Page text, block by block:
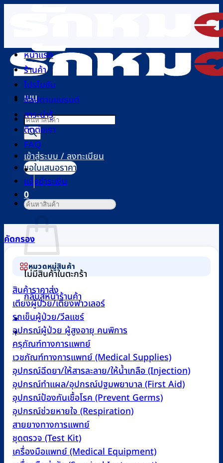
เนื้อหา
เมนู
Products
search
เข้าสู่ระบบ / ลงทะเบียน
0
ตะกร้าสินค้า
ไม่มีสินค้าในตะกร้า
กลับสู่หน้าร้านค้า
0
หน้าแรก
ร้านค้า
โปรโมชัน
ช้อปตามแบรนด์
สาระน่ารู้
ติดต่อเรา
FAQ
ขอใบเสนอราคา
แจ้งชำระเงิน
ค้นหา:
คัดกรอง
หมวดหมู่สินค้า
สินค้าราคาส่ง
เตียงผู้ป่วย/เตียงฟาวเลอร์
รถเข็นผู้ป่วย/วีลแชร์
อุปกรณ์ผู้ป่วย ผู้สูงอายุ คนพิการ
ครุภัณฑ์ทางการแพทย์
เวชภัณฑ์ทางการแพทย์ (Medical Supplies)
อุปกรณ์ฉีดยา/ให้สารละลาย/ให้น้ำเกลือ (Injection)
อุปกรณ์ทำแผล/อุปกรณ์ปฐมพยาบาล (First Aid)
อุปกรณ์ป้องกันเชื้อโรค (Prevent Germs)
อุปกรณ์ช่วยหายใจ (Respiration)
สายยางทางการแพทย์
ชุดตรวจ (Test Kit)
เครื่องมือแพทย์ (Medical Equipment)